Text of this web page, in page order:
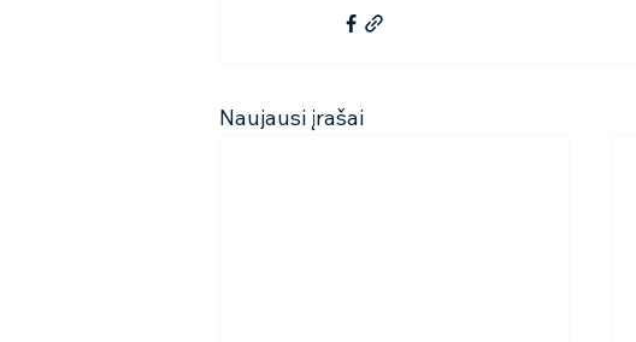
Naujausi įrašai